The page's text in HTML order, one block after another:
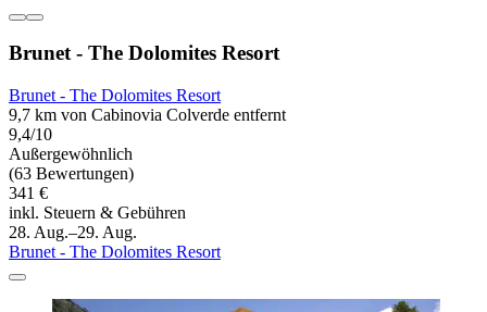
Brunet - The Dolomites Resort
Brunet - The Dolomites Resort
9,7 km von Cabinovia Colverde entfernt
9,4/10
Außergewöhnlich
(63 Bewertungen)
341 €
inkl. Steuern & Gebühren
28. Aug.–29. Aug.
Brunet - The Dolomites Resort